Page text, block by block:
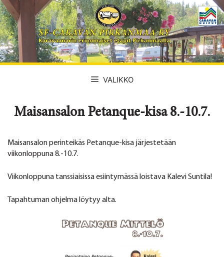
Siirry
sisältöön
VALIKKO
Maisansalon Petanque-kisa 8.-10.7.
Maisansalon perinteikäs Petanque-kisa järjestetään
viikonloppuna 8.-10.7.
Viikonloppuna tanssiaisissa esiintymässä loistava Kalevi Suntila!
Tapahtuman ohjelma löytyy alta.